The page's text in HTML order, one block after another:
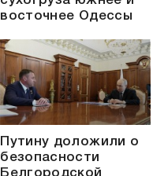
восточнее Одессы
Путину доложили о
безопасности
Белгородской